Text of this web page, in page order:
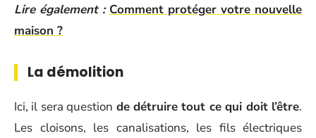
Lire également : Comment protéger votre nouvelle
maison ?
La démolition
Ici, il sera question de détruire tout ce qui doit l’être.
Les cloisons, les canalisations, les fils électriques